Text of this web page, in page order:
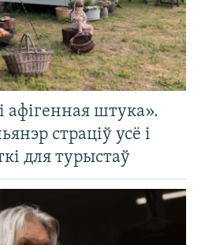
штука».
страціў усё і
для турыстаў